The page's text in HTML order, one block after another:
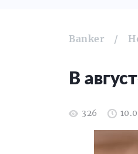
Banker
В
326